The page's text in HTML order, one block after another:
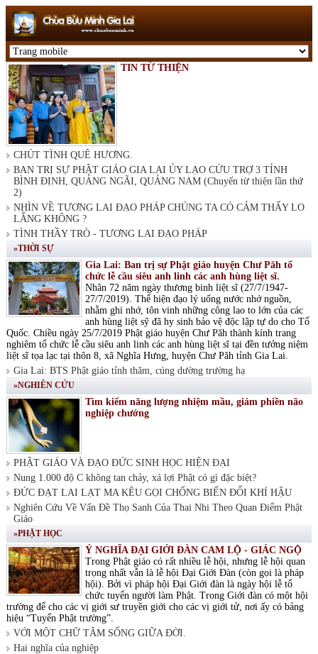
TIN TỪ THIỆN
CHÚT TÌNH QUÊ HƯƠNG.
BAN TRỊ SỰ PHẬT GIÁO GIA LAI ỦY LẠO CỨU TRỢ 3 TỈNH
BÌNH ĐỊNH, QUẢNG NGÃI, QUẢNG NAM (Chuyến từ thiện lần thứ
2)
NHÌN VỀ TƯƠNG LAI ĐẠO PHÁP CHÚNG TA CÓ CẢM THẤY LO
LẮNG KHÔNG ?
TÌNH THẦY TRÒ - TƯƠNG LAI ĐẠO PHÁP
»THỜI SỰ
Gia Lai: Ban trị sự Phật giáo huyện Chư Păh tổ
chức lễ cầu siêu anh linh các anh hùng liệt sĩ.
Nhân 72 năm ngày thương binh liệt sĩ (27/7/1947-
27/7/2019). Thể hiện đạo lý uống nước nhớ nguồn,
nhằm ghi nhớ, tôn vinh những công lao to lớn của các
anh hùng liệt sỹ đã hy sinh bảo vệ độc lập tự do cho Tổ
Quốc. Chiều ngày 25/7/2019 Phật giáo huyện Chư Păh thành kính trang
nghiêm tổ chức lễ cầu siêu anh linh các anh hùng liệt sĩ tại đền tưởng niệm
liệt sĩ tọa lạc tại thôn 8, xã Nghĩa Hưng, huyện Chư Păh tỉnh Gia Lai.
Gia Lai: BTS Phật giáo tỉnh thăm, cúng dường trường hạ
»NGHIÊN CỨU
Tìm kiếm năng lượng nhiệm mầu, giảm phiền não
nghiệp chướng
PHẬT GIÁO VÀ ĐẠO ĐỨC SINH HỌC HIỆN ĐẠI
Nung 1.000 độ C không tan chảy, xá lợi Phật có gì đặc biệt?
ĐỨC ĐẠT LAI LẠT MA KÊU GỌI CHỐNG BIẾN ĐỔI KHÍ HẬU
Nghiên Cứu Về Vấn Đề Thọ Sanh Của Thai Nhi Theo Quan Điểm Phật
Giáo
»PHẬT HỌC
Ý NGHĨA ĐẠI GIỚI ĐÀN CAM LỘ - GIÁC NGỘ
Trong Phật giáo có rất nhiều lễ hội, nhưng lễ hội quan
trọng nhất vẫn là lễ hội Đại Giới Đàn (còn gọi là pháp
hội). Bởi vì pháp hội Đại Giới đàn là ngày hội lễ tổ
chức tuyển người làm Phật. Trong Giới đàn có một hội
trường để cho các vị giới sư truyền giới cho các vị giới tử, nơi ấy có bảng
hiệu “Tuyển Phật trường”.
VỚI MỘT CHỮ TÂM SỐNG GIỮA ĐỜI.
Hai nghĩa của nghiệp